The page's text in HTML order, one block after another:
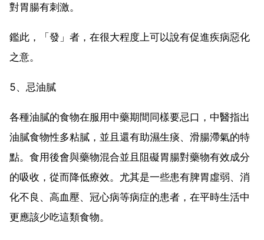
對胃腸有刺激。
鑑此，「發」者，在很大程度上可以說有促進疾病惡化
之意。
5、忌油膩
各種油膩的食物在服用中藥期間同樣要忌口，中醫指出
油膩食物性多粘膩，並且還有助濕生痰、滑腸滯氣的特
點。食用後會與藥物混合並且阻礙胃腸對藥物有效成分
的吸收，從而降低療效。尤其是一些患有脾胃虛弱、消
化不良、高血壓、冠心病等病症的患者，在平時生活中
更應該少吃這類食物。